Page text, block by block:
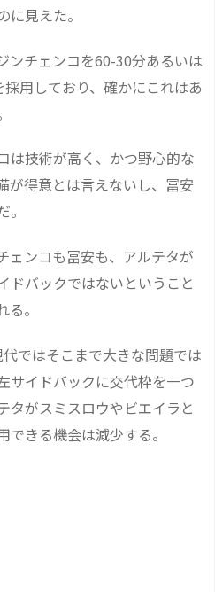
見えた。
ンチェンコを60-30分あるいは
用しており、確かにこれはあ
は技術が高く、かつ野心的な
が得意とは言えないし、冨安
ェンコも冨安も、アルテタが
ドバックではないということ
。
ではそこまで大きな問題では
サイドバックに交代枠を一つ
タがスミスロウやビエイラと
きる機会は減少する。